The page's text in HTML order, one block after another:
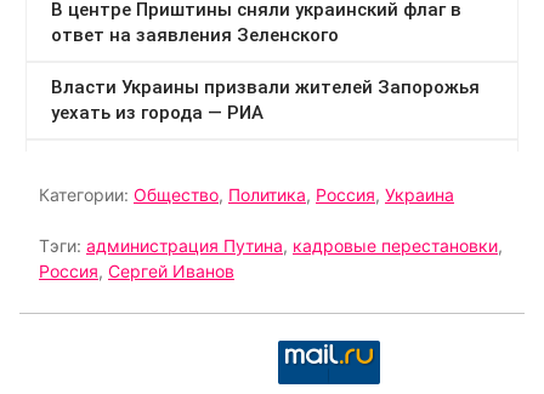
Категории: Общество, Политика, Россия, Украина
Тэги: администрация Путина, кадровые перестановки,
Россия, Сергей Иванов